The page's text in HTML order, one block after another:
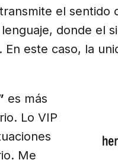
el sentido
donde el
este caso, la
es más
Lo VIP
Me